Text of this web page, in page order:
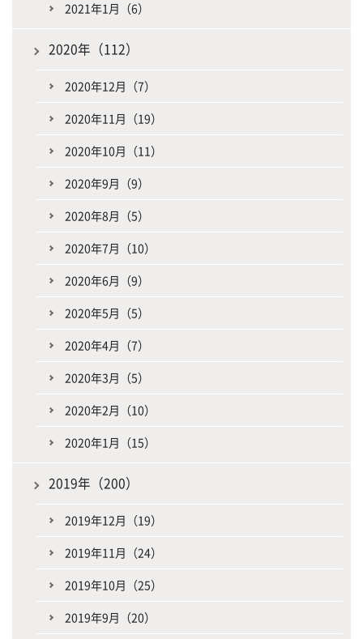
2021年1月（6）
2020年（112）
2020年12月（7）
2020年11月（19）
2020年10月（11）
2020年9月（9）
2020年8月（5）
2020年7月（10）
2020年6月（9）
2020年5月（5）
2020年4月（7）
2020年3月（5）
2020年2月（10）
2020年1月（15）
2019年（200）
2019年12月（19）
2019年11月（24）
2019年10月（25）
2019年9月（20）